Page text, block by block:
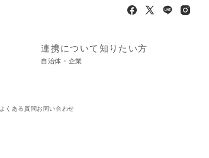
連携について知りたい方
自治体・企業
よくある質問お問い合わせ